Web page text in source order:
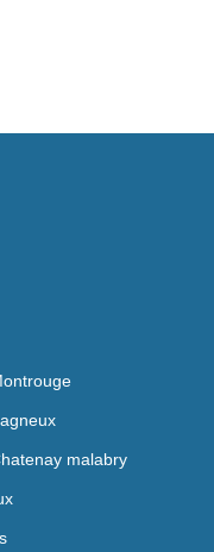
malabry